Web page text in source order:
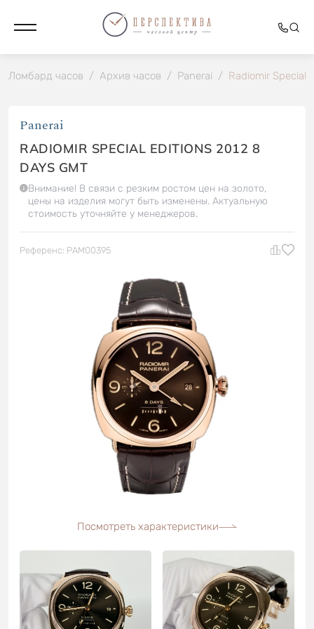
Ломбард часов / Архив часов / Panerai / Radiomir Special
Panerai
RADIOMIR SPECIAL EDITIONS 2012 8
DAYS GMT
Внимание! В связи с резким ростом цен на золото,
цены на изделия могут быть изменены. Актуальную
стоимость уточняйте у менеджеров.
Референс: PAM00395
Посмотреть характеристики